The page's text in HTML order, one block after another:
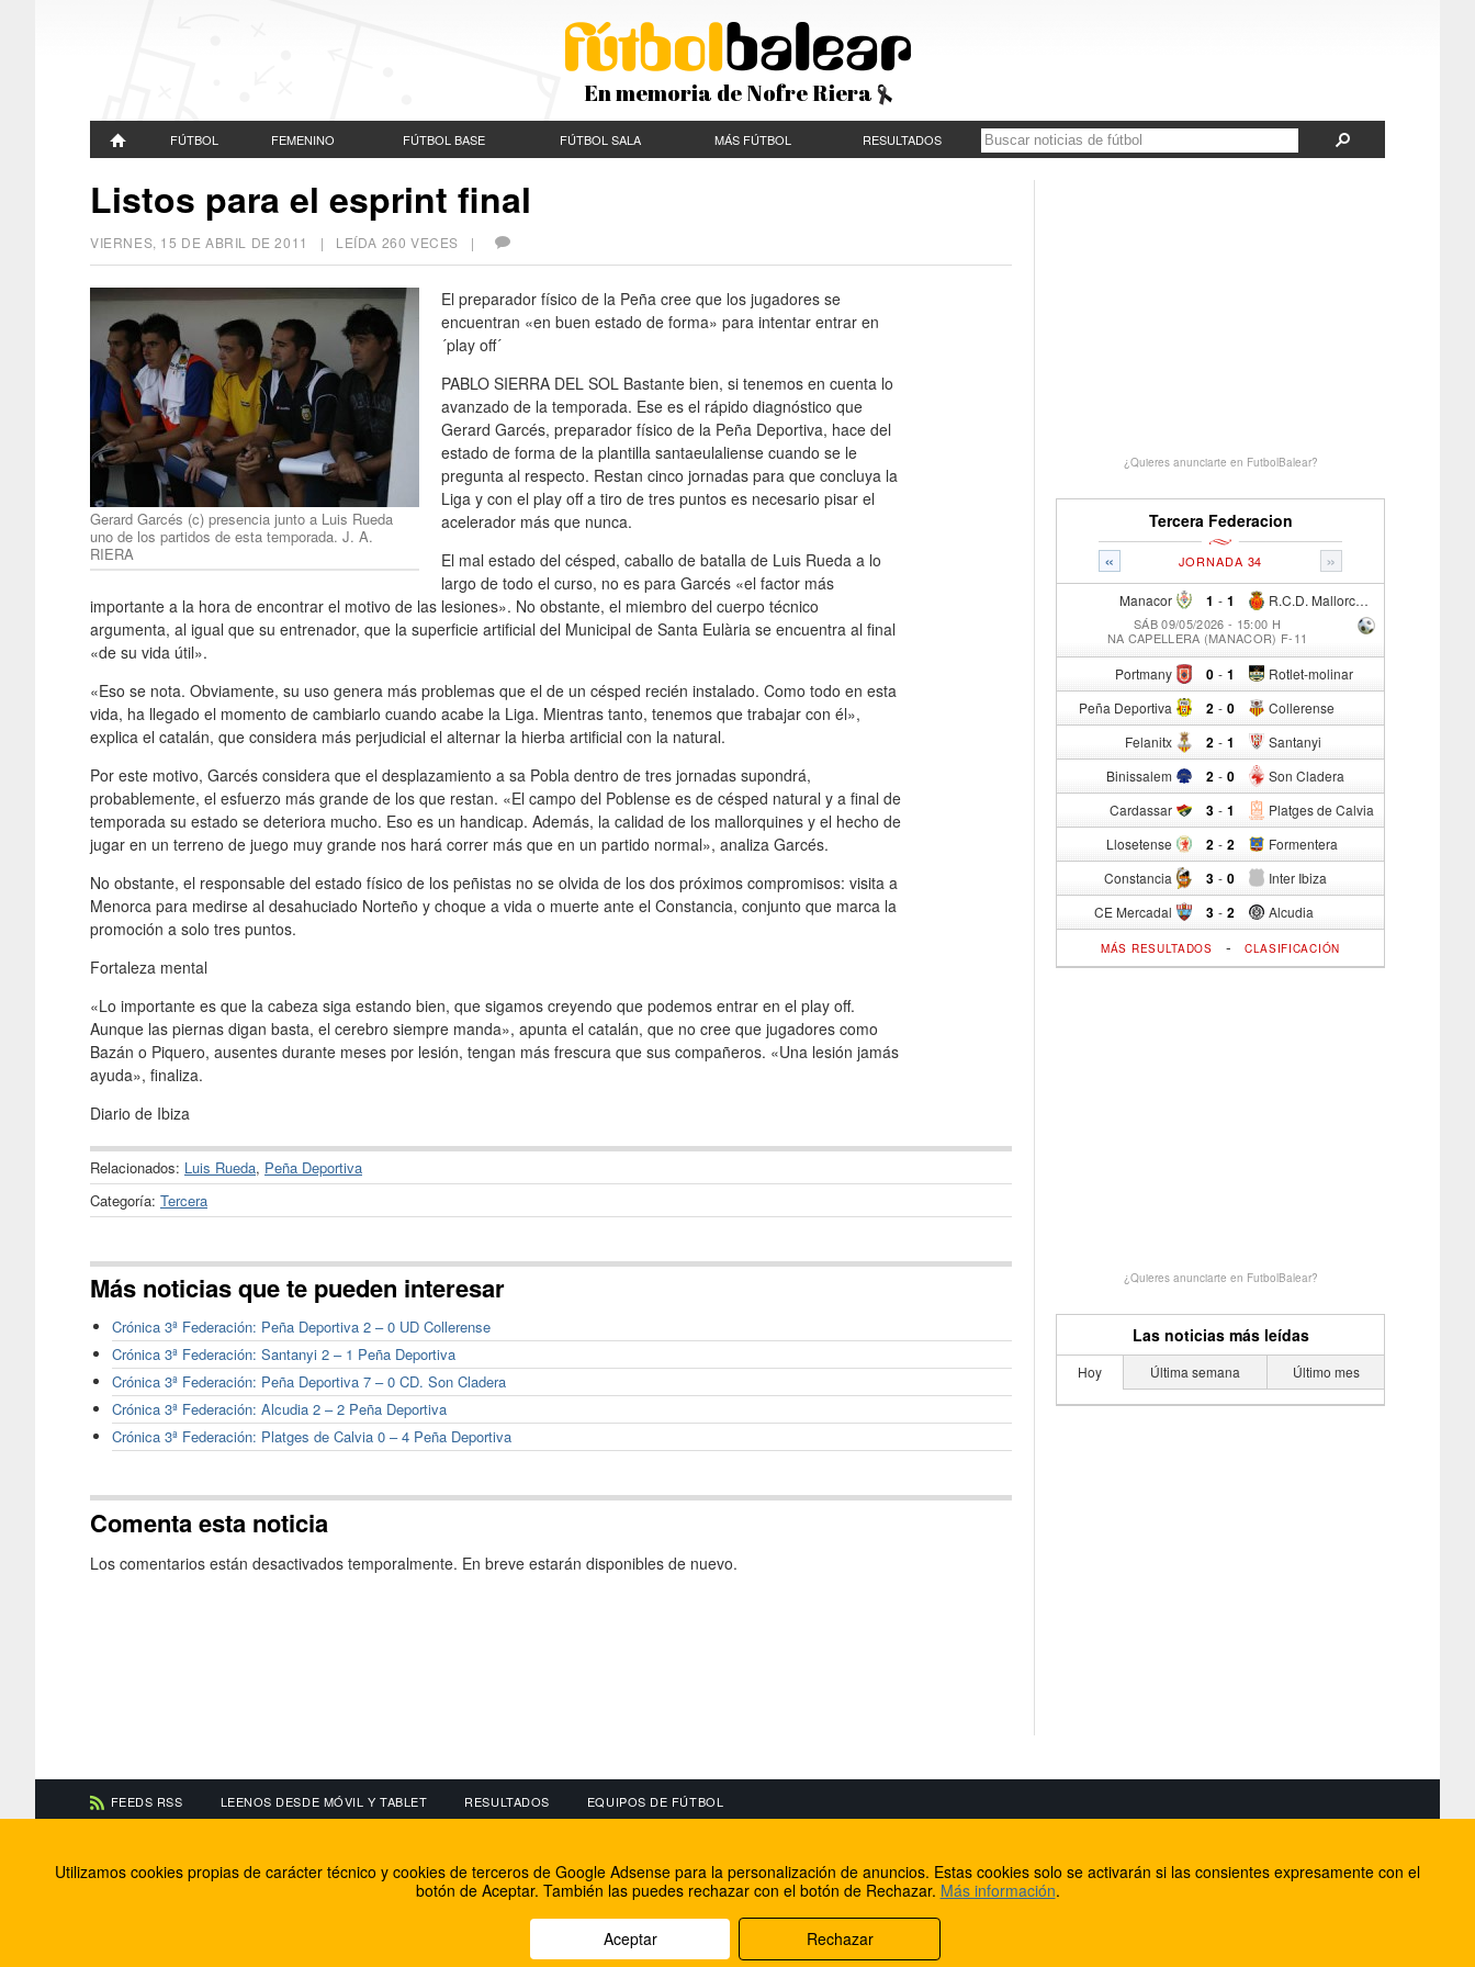
En memoria de Nofre Riera
FÚTBOL FEMENINO FÚTBOL BASE FÚTBOL SALA MÁS FÚTBOL RESULTADOS
Listos para el esprint final
VIERNES, 15 DE ABRIL DE 2011 | LEÍDA 260 VECES |
Gerard Garcés (c) presencia junto a Luis Rueda
uno de los partidos de esta temporada. J. A.
RIERA
El preparador físico de la Peña cree que los jugadores se
encuentran «en buen estado de forma» para intentar entrar en
´play off´
PABLO SIERRA DEL SOL Bastante bien, si tenemos en cuenta lo
avanzado de la temporada. Ese es el rápido diagnóstico que
Gerard Garcés, preparador físico de la Peña Deportiva, hace del
estado de forma de la plantilla santaeulaliense cuando se le
pregunta al respecto. Restan cinco jornadas para que concluya la
Liga y con el play off a tiro de tres puntos es necesario pisar el
acelerador más que nunca.
El mal estado del césped, caballo de batalla de Luis Rueda a lo
largo de todo el curso, no es para Garcés «el factor más
importante a la hora de encontrar el motivo de las lesiones». No obstante, el miembro del cuerpo técnico
argumenta, al igual que su entrenador, que la superficie artificial del Municipal de Santa Eulària se encuentra al final
«de su vida útil».
«Eso se nota. Obviamente, su uso genera más problemas que el de un césped recién instalado. Como todo en esta
vida, ha llegado el momento de cambiarlo cuando acabe la Liga. Mientras tanto, tenemos que trabajar con él»,
explica el catalán, que considera más perjudicial el alternar la hierba artificial con la natural.
Por este motivo, Garcés considera que el desplazamiento a sa Pobla dentro de tres jornadas supondrá,
probablemente, el esfuerzo más grande de los que restan. «El campo del Poblense es de césped natural y a final de
temporada su estado se deteriora mucho. Eso es un handicap. Además, la calidad de los mallorquines y el hecho de
jugar en un terreno de juego muy grande nos hará correr más que en un partido normal», analiza Garcés.
No obstante, el responsable del estado físico de los peñistas no se olvida de los dos próximos compromisos: visita a
Menorca para medirse al desahuciado Norteño y choque a vida o muerte ante el Constancia, conjunto que marca la
promoción a solo tres puntos.
Fortaleza mental
«Lo importante es que la cabeza siga estando bien, que sigamos creyendo que podemos entrar en el play off.
Aunque las piernas digan basta, el cerebro siempre manda», apunta el catalán, que no cree que jugadores como
Bazán o Piquero, ausentes durante meses por lesión, tengan más frescura que sus compañeros. «Una lesión jamás
ayuda», finaliza.
Diario de Ibiza
Relacionados: Luis Rueda, Peña Deportiva
Categoría: Tercera
Más noticias que te pueden interesar
Crónica 3ª Federación: Peña Deportiva 2 – 0 UD Collerense
Crónica 3ª Federación: Santanyi 2 – 1 Peña Deportiva
Crónica 3ª Federación: Peña Deportiva 7 – 0 CD. Son Cladera
Crónica 3ª Federación: Alcudia 2 – 2 Peña Deportiva
Crónica 3ª Federación: Platges de Calvia 0 – 4 Peña Deportiva
Comenta esta noticia
Los comentarios están desactivados temporalmente. En breve estarán disponibles de nuevo.
¿Quieres anunciarte en FutbolBalear?
Tercera Federacion
« »
JORNADA 34
Manacor 1 - R.C.D. Mallorca Sad "B"
1
SÁB 09/05/2026 - 15:00 H
NA CAPELLERA (MANACOR) F-11
Portmany 0 - Rotlet-molinar
1
Peña Deportiva 2 - Collerense
0
Felanitx 2 - Santanyi
1
Binissalem 2 - Son Cladera
0
Cardassar 3 - Platges de Calvia
1
Llosetense 2 - Formentera
2
Constancia 3 - Inter Ibiza
0
CE Mercadal 3 - Alcudia
2
MÁS RESULTADOS - CLASIFICACIÓN
¿Quieres anunciarte en FutbolBalear?
Las noticias más leídas
Hoy Última semana Último mes
FEEDS RSS LEENOS DESDE MÓVIL Y TABLET RESULTADOS EQUIPOS DE FÚTBOL
Información de contacto
El equipo de FútbolBalear
Soluciones Corporativas IP
Facebook
Twitter
Internet Rural Mallorca
Registro de dominios
Utilizamos cookies propias de carácter técnico y cookies de terceros de Google Adsense para la personalización de anuncios. Estas cookies solo se activarán si las consientes expresamente con el
botón de Aceptar. También las puedes rechazar con el botón de Rechazar. Más información.
Aceptar Rechazar